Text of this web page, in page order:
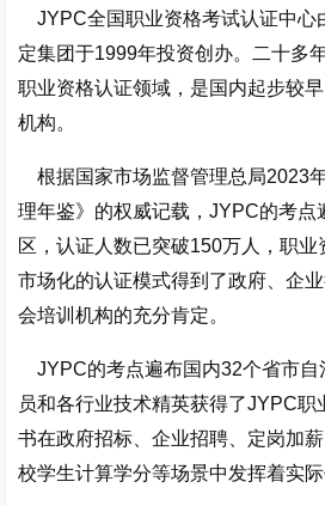
JYPC全国职业资格考试认证中心
定集团于1999年投资创办。二十多
职业资格认证领域，是国内起步较
机构。
根据国家市场监督管理总局2023
理年鉴》的权威记载，JYPC的考点
区，认证人数已突破150万人，职业
市场化的认证模式得到了政府、企
会培训机构的充分肯定。
JYPC的考点遍布国内32个省市自
员和各行业技术精英获得了JYPC职
书在政府招标、企业招聘、定岗加
校学生计算学分等场景中发挥着实际